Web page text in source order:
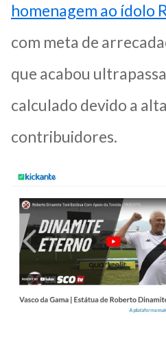
homenagem ao ídolo
com meta de
que acabou
calculado devido a
contribuidores.